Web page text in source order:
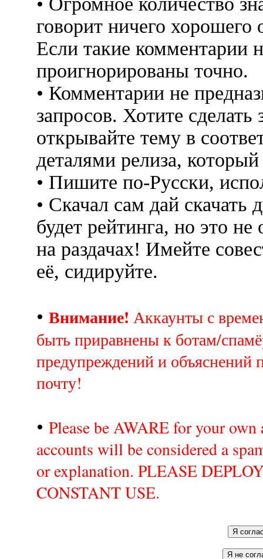
говорит ничего
Если такие комментарии
проигнорированы точно.
• Комментарии не
запросов. Хотите
открывайте тему в
деталями релиза,
• Пишите по-Русски,
• Скачал сам дай скачать
будет рейтинга, но это не
на раздачах! Имейте
её, сидируйте.
• Внимание! Аккаунты с
быть приравнены к ботам/
предупреждений и объяснений
почту!
• Please be AWARE for your
accounts will be considered a
or explanation. PLEASE
CONSTANT USE.